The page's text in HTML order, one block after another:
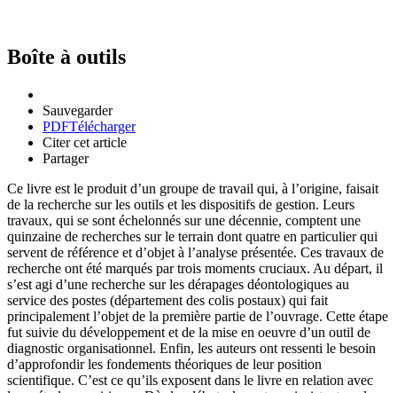
Boîte à outils
Sauvegarder
PDFTélécharger
Citer cet article
Partager
Ce livre est le produit d’un groupe de travail qui, à l’origine, faisait
de la recherche sur les outils et les dispositifs de gestion. Leurs
travaux, qui se sont échelonnés sur une décennie, comptent une
quinzaine de recherches sur le terrain dont quatre en particulier qui
servent de référence et d’objet à l’analyse présentée. Ces travaux de
recherche ont été marqués par trois moments cruciaux. Au départ, il
s’est agi d’une recherche sur les dérapages déontologiques au
service des postes (département des colis postaux) qui fait
principalement l’objet de la première partie de l’ouvrage. Cette étape
fut suivie du développement et de la mise en oeuvre d’un outil de
diagnostic organisationnel. Enfin, les auteurs ont ressenti le besoin
d’approfondir les fondements théoriques de leur position
scientifique. C’est ce qu’ils exposent dans le livre en relation avec